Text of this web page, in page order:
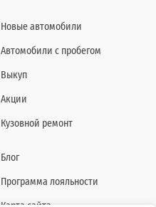
Новые автомобили
Автомобили с пробегом
Выкуп
Акции
Кузовной ремонт
Блог
Программа лояльности